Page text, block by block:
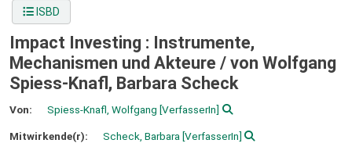
ISBD
Impact Investing : Instrumente,
Mechanismen und Akteure / von Wolfgang
Spiess-Knafl, Barbara Scheck
Von: Spiess-Knafl, Wolfgang [VerfasserIn]
Mitwirkende(r): Scheck, Barbara [VerfasserIn]